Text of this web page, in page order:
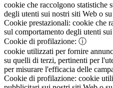
cookie che raccolgono statistiche
degli utenti sui nostri siti Web o
Cookie prestazionali: cookie che
sul comportamento degli utenti
Cookie di profilazione: ⓘ
cookie utilizzati per fornire
su quelli di terzi, pertinenti per
per misurare l'efficacia delle
Cookie di profilazione: cookie